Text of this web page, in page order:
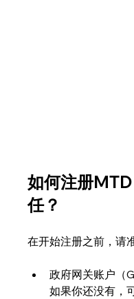
如何注册
任？
在开始注册之前，请
政府网关账户（
如果你还没有，